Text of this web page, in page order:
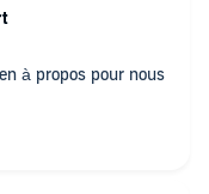
à propos pour nous